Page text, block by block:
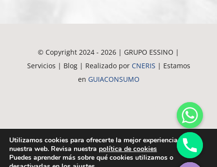
© Copyright 2024 - 2026 | GRUPO ESSINO |
Servicios | Blog | Realizado por CNERIS | Estamos
en GUIACONSUMO
Crematorio de
Crematorio de Mascotas en
Crematorio de Mascotas en Meco Crematorio de
Mascotas en Torrejón
Utilizamos cookies para ofrecerte la mejor experiencia en
nuestra web. Revisa nuestra política de cookies
Puedes aprender más sobre qué cookies utilizamos o
Hide
chaty